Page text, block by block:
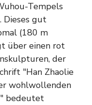
Tempels
Dieses gut
(180 m
über einen rot
der
"Han Zhaolie
wohlwollenden
bedeutet